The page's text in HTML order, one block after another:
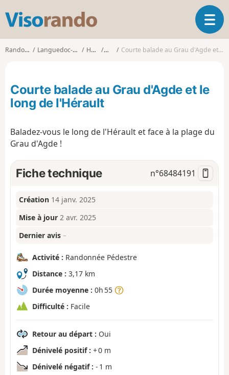
s
d
o
O
u
l
v
a
Randonnées Languedoc-Roussillon Hérault AgdeCourte balade au Grau d'Agde et le long de l'Hérault
Courte balade au Grau d'Agde et le
long de l'Hérault
Baladez-vous le long de l'Hérault et face à la plage du
Grau d'Agde !
Fiche technique n°68484191
Création 14 janv. 2025
Mise à jour 2 avr. 2025
Dernier avis –
Activité : Randonnée Pédestre
Distance : 3,17 km
Durée moyenne : 0h 55
Difficulté : Facile
Retour au départ : Oui
Dénivelé positif : + 0 m
Dénivelé négatif : - 1 m